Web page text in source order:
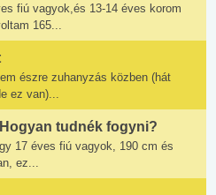
fiú vagyok,és 13-14 éves korom
165...
észre zuhanyzás közben (hát
ez van)...
tudnék fogyni?
17 éves fiú vagyok, 190 cm és
ez...